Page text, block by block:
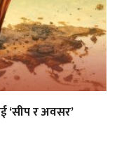
‘सीप र अवसर’